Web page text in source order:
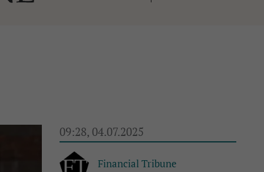
09:28, 04.07.2025
Financial Tribune